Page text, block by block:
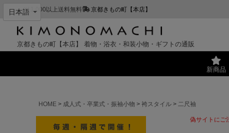
¥11,000以上送料無料 京都きもの町【本店】
京都きもの町【本店】 着物・浴衣・和装小物・ギフトの通販
新商品
HOME
成人式・卒業式・振袖小物 袴スタイル 二尺袖
偽サイトにご